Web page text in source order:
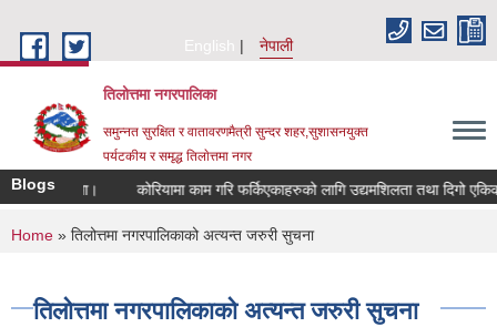
English
नेपाली
तिलोत्तमा नगरपालिका
समुन्नत सुरक्षित र वातावरणमैत्री सुन्दर शहर,सुशासनयुक्त
पर्यटकीय र समृद्ध तिलाेत्तमा नगर
Blogs कोरियामा काम गरि फर्किएकाहरुको लागि उद्यमशिलता तथा दिगो एकिकरण
You are here
Home » तिलोत्तमा नगरपालिकाको अत्यन्त जरुरी सुचना
तिलोत्तमा नगरपालिकाको अत्यन्त जरुरी सुचना